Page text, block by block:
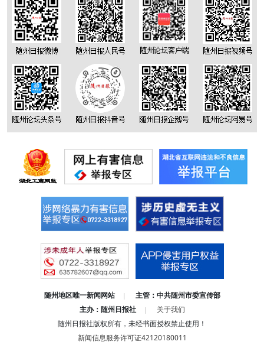
随州地区唯一新闻网站 |
主管：中共随州市委宣传部
主办：随州日报社
|
关于我们
随州日报社版权所有，未经书面授权禁止使用！
新闻信息服务许可证42120180011